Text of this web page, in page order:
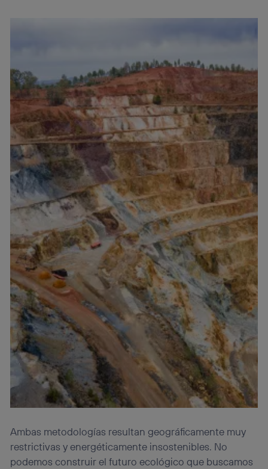
Ambas metodologías resultan geográficamente muy
restrictivas y energéticamente insostenibles. No
podemos construir el futuro ecológico que buscamos